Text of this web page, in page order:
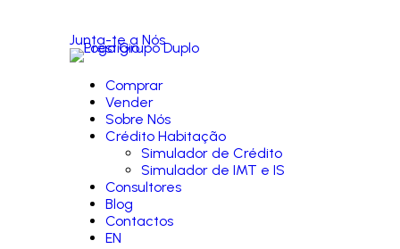
Junta-te a Nós
Comprar
Vender
Sobre Nós
Crédito Habitação
Simulador de Crédito
Simulador de IMT e IS
Consultores
Blog
Contactos
EN